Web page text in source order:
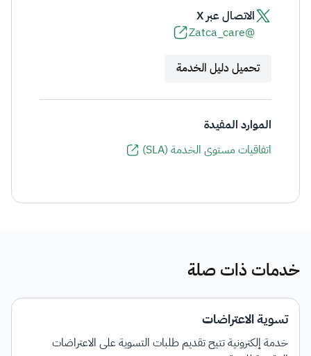
الاتصال عبر X
@Zatca_care
تحميل دليل الخدمة
الموارد المفيدة
اتفاقيات مستوى الخدمة (SLA)
خدمات ذات صلة
تسوية الاعتراضات
خدمة إلكترونية تتيح تقديم طلبات التسوية على الاعتراضات